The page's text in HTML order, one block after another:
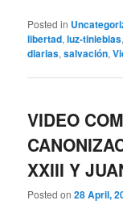
Posted in
libertad,luz-tinieblas
diarias,salvación,
VIDEO
XXIII Y
Posted on28 April,